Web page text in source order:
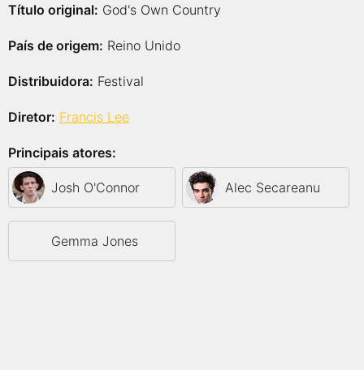
Título original: God's Own Country
País de origem: Reino Unido
Distribuidora: Festival
Diretor: Francis Lee
Principais atores:
Josh O'Connor Alec Secareanu
Gemma Jones